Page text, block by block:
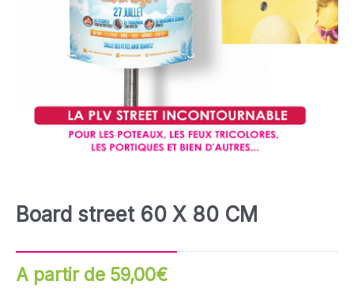
Board street 60 X 80 CM
A partir de 59,00€